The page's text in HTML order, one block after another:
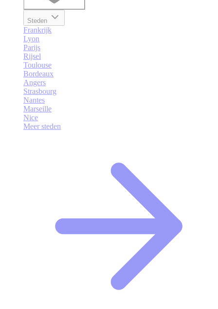
Steden
Frankrijk
Lyon
Parijs
Rijsel
Toulouse
Bordeaux
Angers
Strasbourg
Nantes
Marseille
Nice
Meer steden